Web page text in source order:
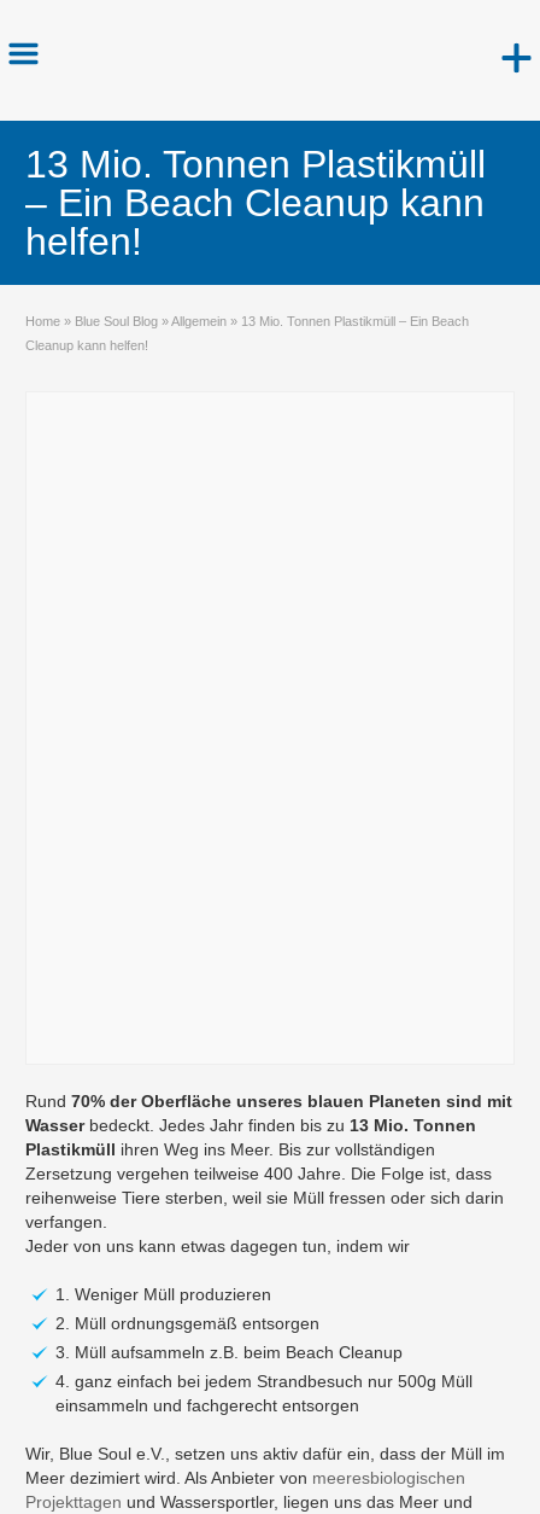
13 Mio. Tonnen Plastikmüll
– Ein Beach Cleanup kann
helfen!
Home » Blue Soul Blog »Allgemein » 13 Mio. Tonnen Plastikmüll – Ein Beach
Cleanup kann helfen!
Rund70% der Oberfläche unseres blauen Planeten sind mit
Wasserbedeckt. Jedes Jahr finden bis zu 13 Mio. Tonnen
Plastikmüll ihren Weg ins Meer. Bis zur vollständigen
Zersetzung vergehen teilweise 400 Jahre. Die Folge ist, dass
reihenweise Tiere sterben, weil sie Müll fressen oder sich darin
verfangen.
Jeder von uns kann etwas dagegen tun, indem wir
1. Weniger Müll produzieren
2. Müll ordnungsgemäß entsorgen
3. Müll aufsammeln z.B. beim Beach Cleanup
4. ganz einfach bei jedem Strandbesuch nur 500g Müll
einsammeln und fachgerecht entsorgen
Wir, Blue Soul e.V., setzen uns aktiv dafür ein, dass der Müll im
Meer dezimiert wird. Als Anbieter von meeresbiologischen
Projekttagen und Wassersportler, liegen uns das Meer und